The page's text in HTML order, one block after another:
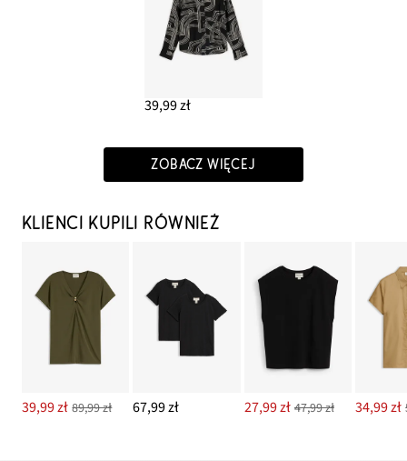
39,99 zł
ZOBACZ WIĘCEJ
KLIENCI KUPILI RÓWNIEŻ
39,99 zł 89,99 zł 67,99 zł 27,99 zł 47,99 zł 34,99 zł